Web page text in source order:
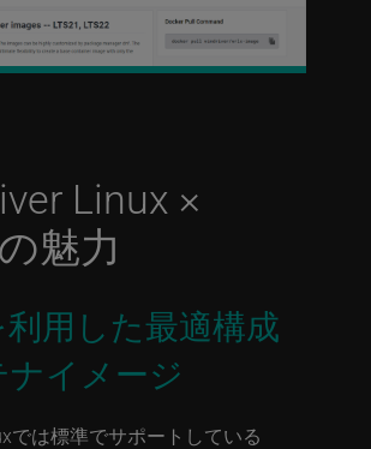
Linux ×
魅力
利用した最適構成
イメージ
では標準でサポートしている